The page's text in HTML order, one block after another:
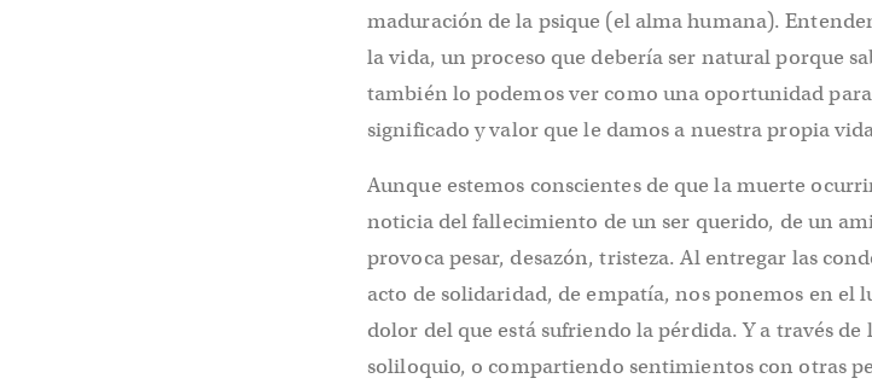
maduración de la psique (el alma humana).
la vida, un proceso que debería ser natural porque
también lo podemos ver como una oportunidad
significado y valor que le damos a nuestra propia
Aunque estemos conscientes de que la muerte
noticia del fallecimiento de un ser querido, de un
provoca pesar, desazón, tristeza. Al entregar las
acto de solidaridad, de empatía, nos ponemos en el
dolor del que está sufriendo la pérdida. Y a través de
soliloquio, o compartiendo sentimientos con otras